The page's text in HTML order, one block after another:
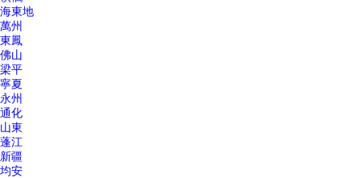
海東地
萬州
東鳳
佛山
梁平
寧夏
永州
通化
山東
蓬江
新疆
均安